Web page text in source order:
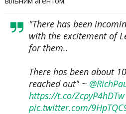
"There has been
with the excitement of
for them..
There has been about
reached out" ~
https://t.co/ZcpyP4hDTw
pic.twitter.com/